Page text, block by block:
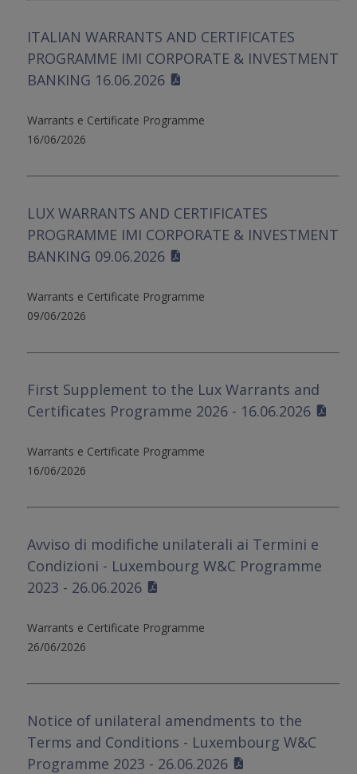
ITALIAN WARRANTS AND CERTIFICATES
PROGRAMME IMI CORPORATE & INVESTMENT
BANKING 16.06.2026
Warrants e Certificate Programme
16/06/2026
LUX WARRANTS AND CERTIFICATES
PROGRAMME IMI CORPORATE & INVESTMENT
BANKING 09.06.2026
Warrants e Certificate Programme
09/06/2026
First Supplement to the Lux Warrants and
Certificates Programme 2026 - 16.06.2026
Warrants e Certificate Programme
16/06/2026
Avviso di modifiche unilaterali ai Termini e
Condizioni - Luxembourg W&C Programme
2023 - 26.06.2026
Warrants e Certificate Programme
26/06/2026
Notice of unilateral amendments to the
Terms and Conditions - Luxembourg W&C
Programme 2023 - 26.06.2026